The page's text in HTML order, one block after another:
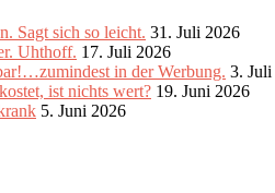
Sagt sich so leicht. 31. Juli 2026
Uhthoff. 17. Juli 2026
in der Werbung. 3.
ist nichts wert? 19. Juni 2026
5. Juni 2026